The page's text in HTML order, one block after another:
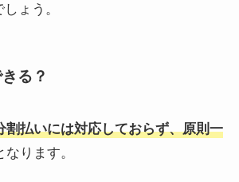
ょう。
る？
割払いには対応しておらず、原則一
なります。